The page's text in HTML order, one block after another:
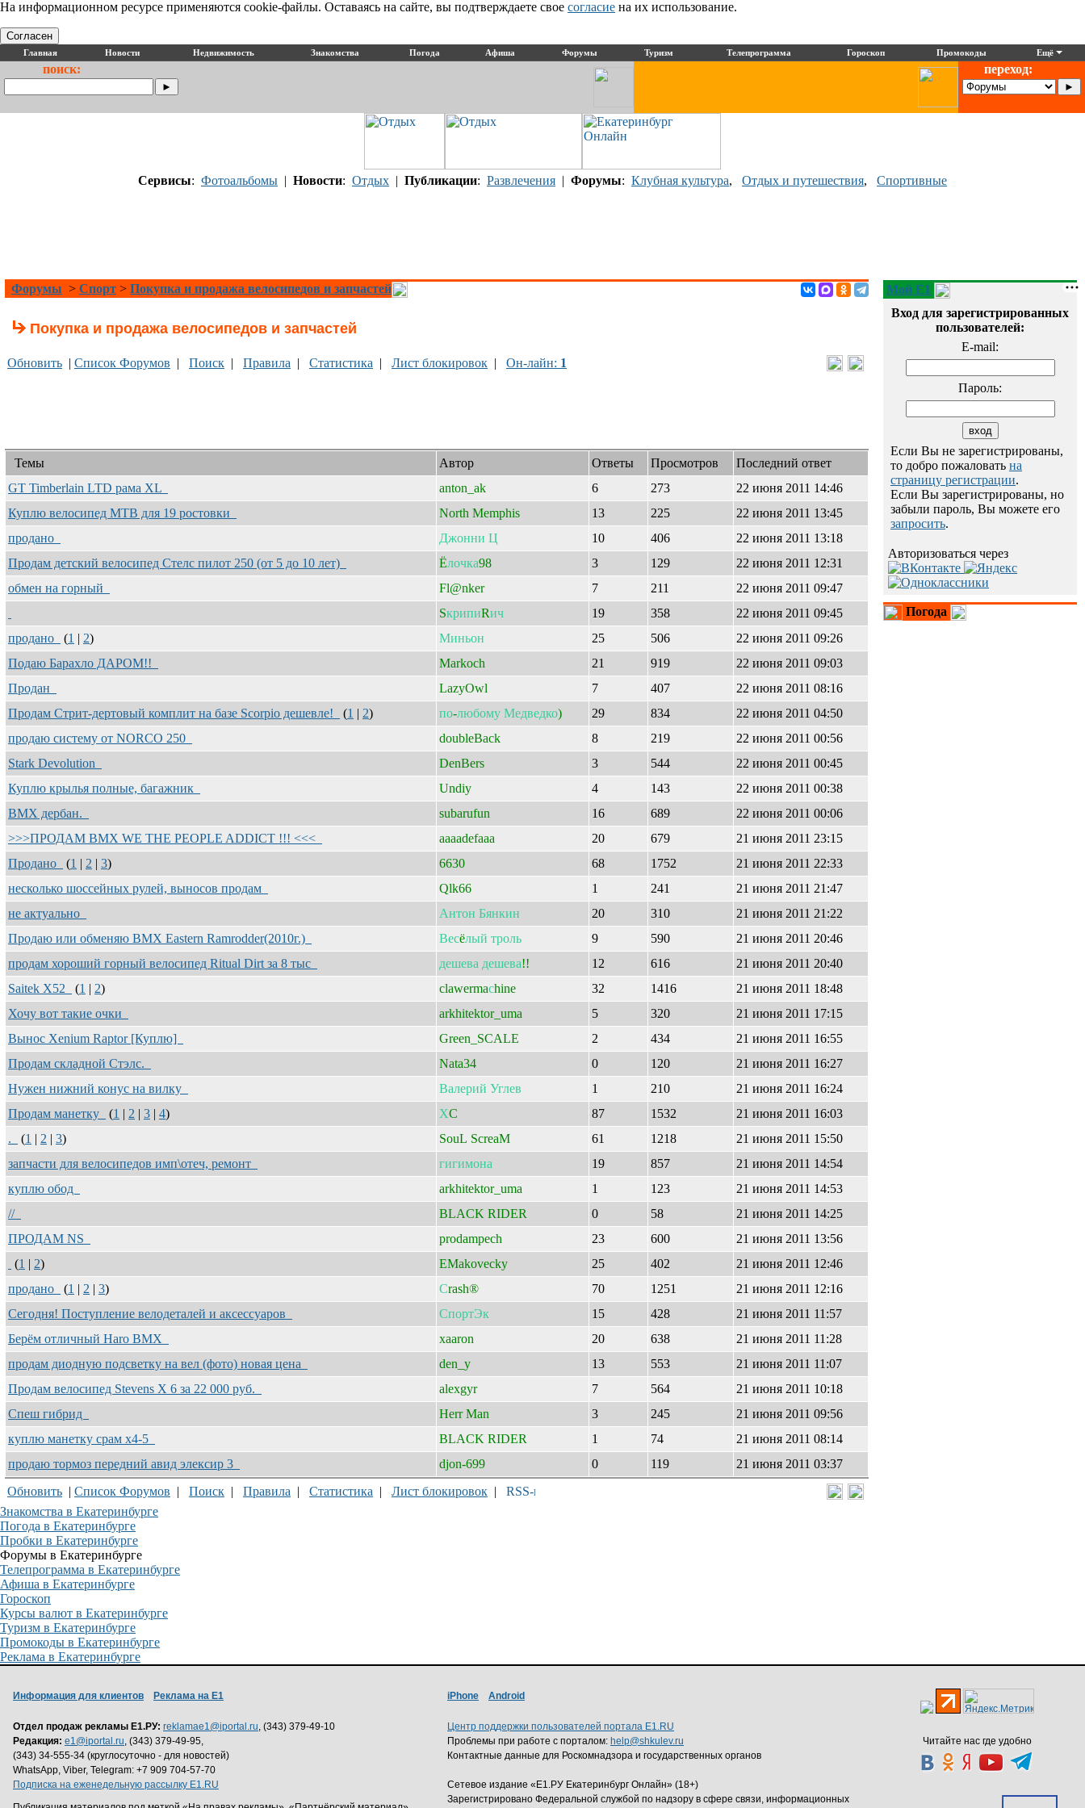
На информационном ресурсе применяются cookie-файлы. Оставаясь на сайте, вы подтверждаете свое согласие на их использование.
Согласен
Главная Новости Недвижимость Знакомства Погода Афиша Форумы Туризм Телепрограмма Гороскоп Промокоды Ещё
поиск: переход:
Сервисы: Фотоальбомы | Новости: Отдых | Публикации: Развлечения | Форумы: Клубная культура, Отдых и путешествия, Спортивные
Форумы > Спорт > Покупка и продажа велосипедов и запчастей
Покупка и продажа велосипедов и запчастей
Обновить | Список Форумов | Поиск | Правила | Статистика | Лист блокировок | Он-лайн: 1
Темы Автор Ответы Просмотров
Последний ответ
GT Timberlain LTD рама XL
anton_ak 6 273
22 июня 2011 14:46
Куплю велосипед MTB для 19 ростовки
North Memphis 13 225
22 июня 2011 13:45
продано
Джонни Ц 10 406
22 июня 2011 13:18
Продам детский велосипед Стелс пилот 250 (от 5 до 10 лет)
Ёлочка98 3 129
22 июня 2011 12:31
обмен на горный
Fl@nker 7 211
22 июня 2011 09:47
SкрипиRич 19 358
22 июня 2011 09:45
продано
(1 | 2) Миньон 25 506
22 июня 2011 09:26
Подаю Барахло ДАРОМ!!
Markoch 21 919
22 июня 2011 09:03
Продан
LazyOwl 7 407
22 июня 2011 08:16
Продам Стрит-дертовый комплит на базе Scorpio дешевле!
(1 | 2) по-любому Медведко) 29 834
22 июня 2011 04:50
продаю систему от NORCO 250
doubleBack 8 219
22 июня 2011 00:56
Stark Devolution
DenBers 3 544
22 июня 2011 00:45
Куплю крылья полные, багажник
Undiy 4 143
22 июня 2011 00:38
ВМХ дербан.
subarufun 16 689
22 июня 2011 00:06
>>>ПРОДАМ BMX WE THE PEOPLE ADDICT !!! <<<
aaaadefaaa 20 679
21 июня 2011 23:15
Продано
(1 | 2 | 3) 6630 68 1752
21 июня 2011 22:33
несколько шоссейных рулей, выносов продам
Qlk66 1 241
21 июня 2011 21:47
не актуально
Антон Бянкин 20 310
21 июня 2011 21:22
Продаю или обменяю BMX Eastern Ramrodder(2010г.)
Весёлый троль 9 590
21 июня 2011 20:46
продам хороший горный велосипед Ritual Dirt за 8 тыс
дешева дешева!! 12 616
21 июня 2011 20:40
Saitek X52
(1 | 2) clawermaсhine 32 1416
21 июня 2011 18:48
Хочу вот такие очки
arkhitektor_uma 5 320
21 июня 2011 17:15
Вынос Xenium Raptor [Куплю]
Green_SCALE 2 434
21 июня 2011 16:55
Продам складной Стэлс.
Nata34 0 120
21 июня 2011 16:27
Нужен нижний конус на вилку
Валерий Углев 1 210
21 июня 2011 16:24
Продам манетку
(1 | 2 | 3 | 4) ХC 87 1532
21 июня 2011 16:03
.
(1 | 2 | 3) SouL ScreaM 61 1218
21 июня 2011 15:50
запчасти для велосипедов имп\отеч, ремонт
гигимона 19 857
21 июня 2011 14:54
куплю обод
arkhitektor_uma 1 123
21 июня 2011 14:53
//
BLACK RIDER 0 58
21 июня 2011 14:25
ПРОДАМ NS
prodampech 23 600
21 июня 2011 13:56
(1 | 2) EMakovecky 25 402
21 июня 2011 12:46
продано
(1 | 2 | 3) Сrash® 70 1251
21 июня 2011 12:16
Сегодня! Поступление велодеталей и аксессуаров
СпортЭк 15 428
21 июня 2011 11:57
Берём отличный Haro BMX
xaaron 20 638
21 июня 2011 11:28
продам диодную подсветку на вел (фото) новая цена
den_y 13 553
21 июня 2011 11:07
Продам велосипед Stevens X 6 за 22 000 руб.
alexgyr 7 564
21 июня 2011 10:18
Спеш гибрид
Herr Man 3 245
21 июня 2011 09:56
куплю манетку срам х4-5
BLACK RIDER 1 74
21 июня 2011 08:14
продаю тормоз передний авид элексир 3
djon-699 0 119
21 июня 2011 03:37
Обновить | Список Форумов | Поиск | Правила | Статистика | Лист блокировок |
Мой E1
Вход для зарегистрированных
пользователей:
E-mail:
Пароль:
Если Вы не зарегистрированы,
то добро пожаловать на
страницу регистрации.
Если Вы зарегистрированы, но
забыли пароль, Вы можете его
запросить.
Авторизоваться через
Погода
Знакомства в Екатеринбурге
Погода в Екатеринбурге
Пробки в Екатеринбурге
Форумы в Екатеринбурге
Телепрограмма в Екатеринбурге
Афиша в Екатеринбурге
Гороскоп
Курсы валют в Екатеринбурге
Туризм в Екатеринбурге
Промокоды в Екатеринбурге
Реклама в Екатеринбурге
Читайте нас где удобно
Информация для клиентов Реклама на Е1
Отдел продаж рекламы Е1.РУ: reklamae1@iportal.ru, (343) 379-49-10
Редакция: e1@iportal.ru, (343) 379-49-95,
(343) 34-555-34 (круглосуточно - для новостей)
WhatsApp, Viber, Telegram: +7 909 704-57-70
Подписка на еженедельную рассылку E1.RU
iPhone Android
Центр поддержки пользователей портала E1.RU
Проблемы при работе с порталом: help@shkulev.ru
Контактные данные для Роскомнадзора и государственных органов
Сетевое издание «Е1.РУ Екатеринбург Онлайн» (18+)
Зарегистрировано Федеральной службой по надзору в сфере связи, информационных